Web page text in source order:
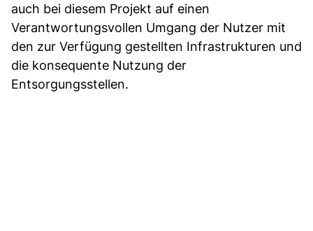
auch bei diesem Projekt auf einen
Verantwortungsvollen Umgang der Nutzer mit
den zur Verfügung gestellten Infrastrukturen und
die konsequente Nutzung der
Entsorgungsstellen.